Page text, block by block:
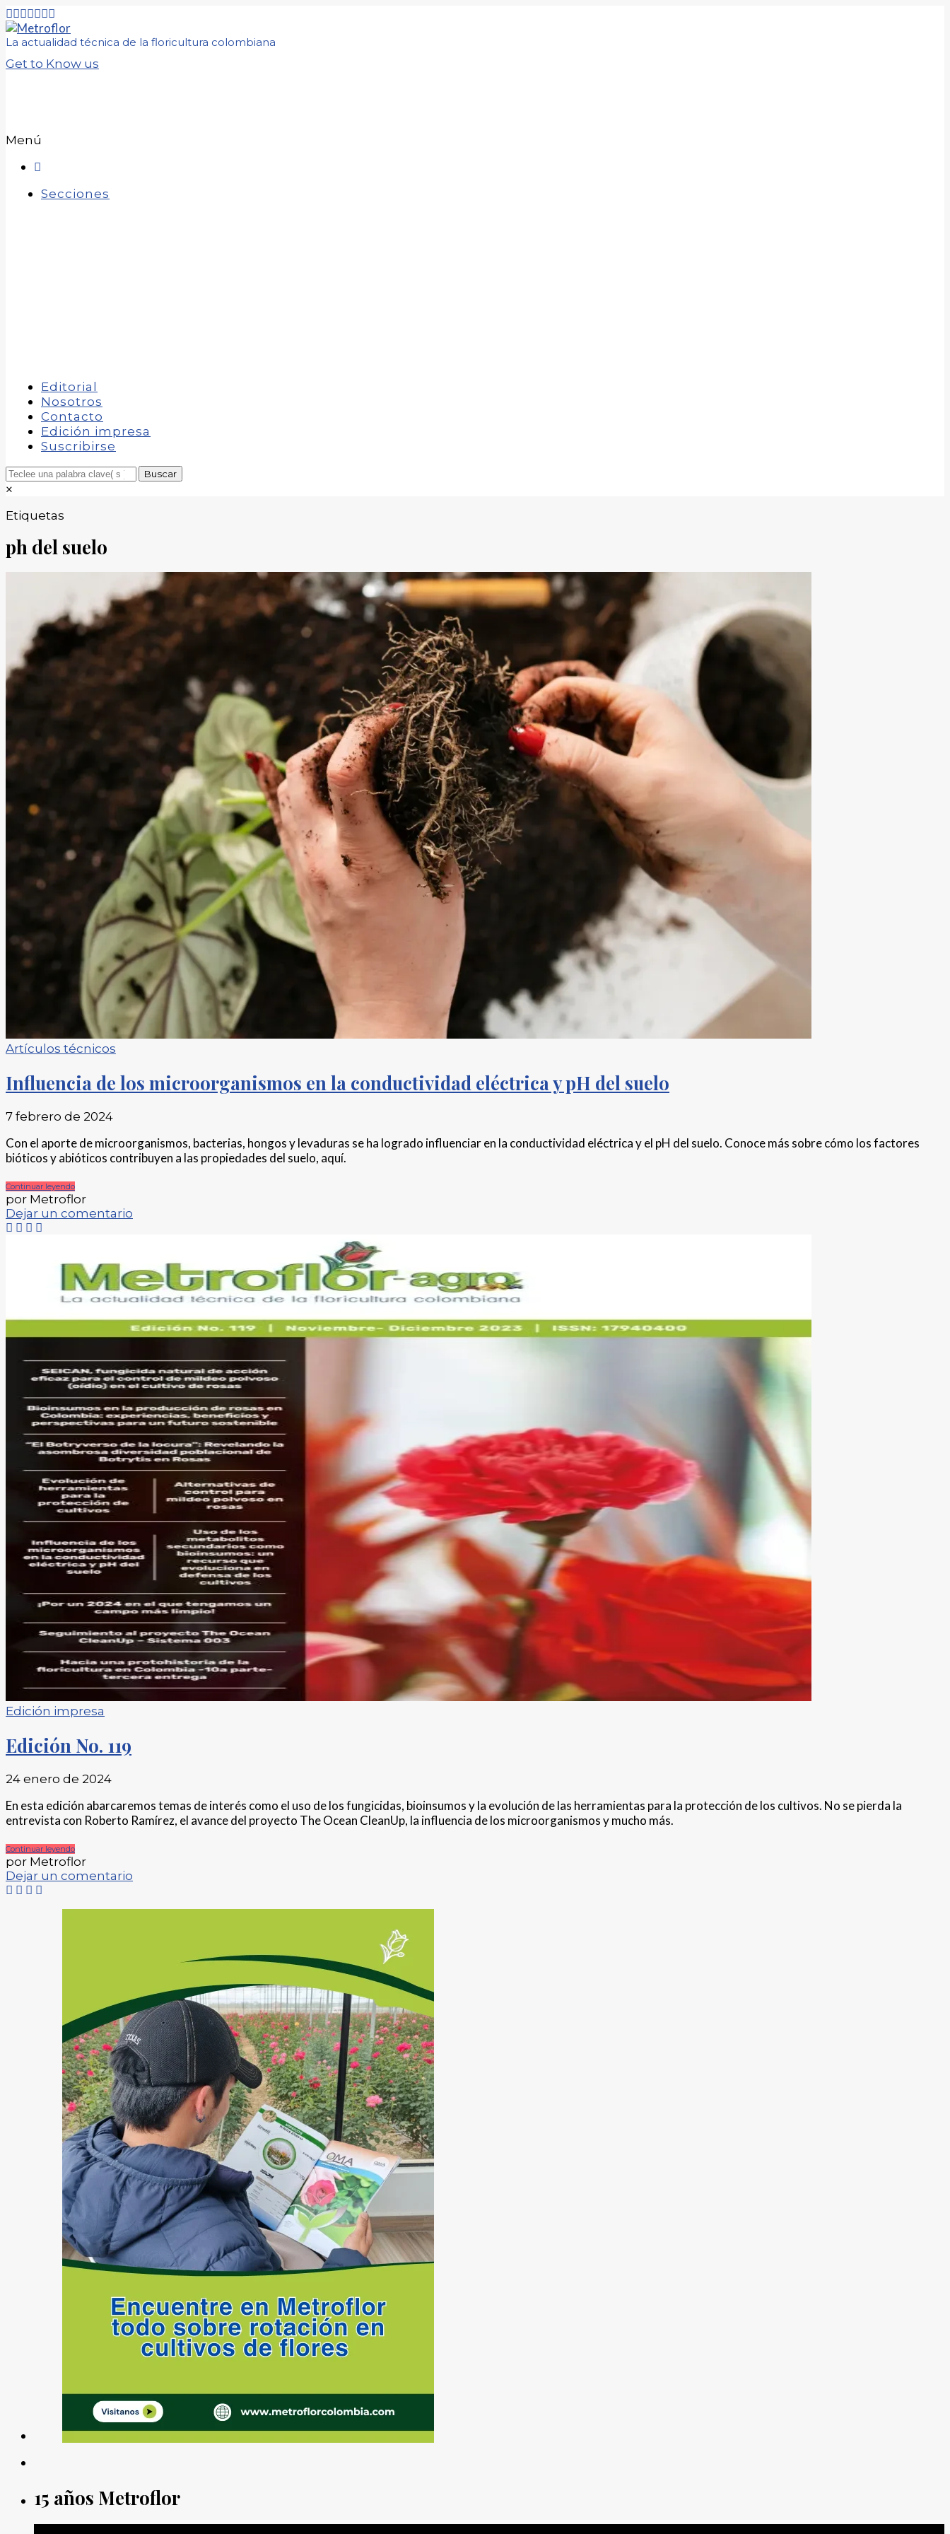
La actualidad técnica de la floricultura colombiana
Get to Know us
Menú
Secciones
Editorial
Nosotros
Contacto
Edición impresa
Suscribirse
×
Etiquetas
ph del suelo
Artículos técnicos
Influencia de los microorganismos en la conductividad eléctrica y pH del suelo
7 febrero de 2024
Con el aporte de microorganismos, bacterias, hongos y levaduras se ha logrado influenciar en la conductividad eléctrica y el pH del suelo. Conoce más sobre cómo los factores
bióticos y abióticos contribuyen a las propiedades del suelo, aquí.
Continuar leyendo
por Metroflor
Dejar un comentario
Edición impresa
Edición No. 119
24 enero de 2024
En esta edición abarcaremos temas de interés como el uso de los fungicidas, bioinsumos y la evolución de las herramientas para la protección de los cultivos. No se pierda la
entrevista con Roberto Ramírez, el avance del proyecto The Ocean CleanUp, la influencia de los microorganismos y mucho más.
Continuar leyendo
por Metroflor
Dejar un comentario
15 años Metroflor